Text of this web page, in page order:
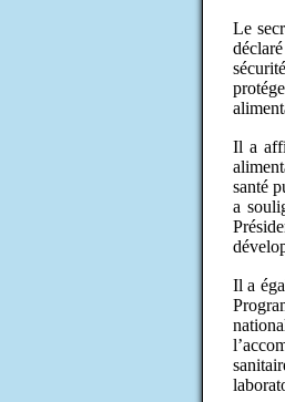
Le
Il a
santé
a
Il a